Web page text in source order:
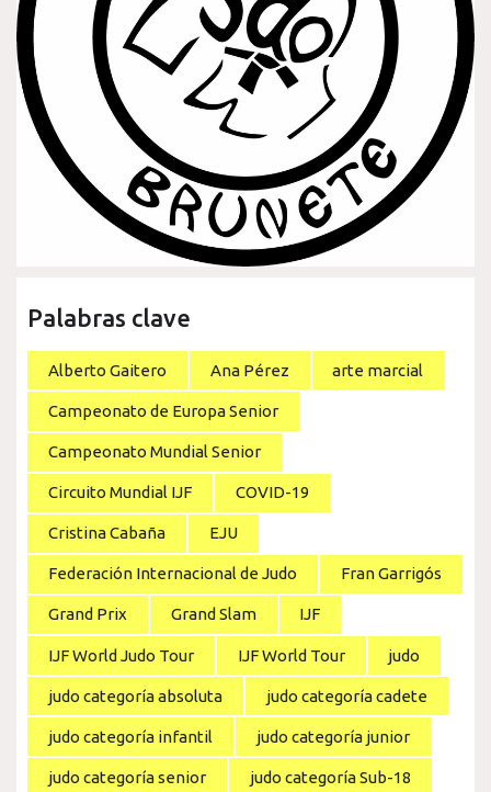
Palabras clave
Alberto Gaitero Ana Pérez arte marcial
Campeonato de Europa Senior
Campeonato Mundial Senior
Circuito Mundial IJF COVID-19
Cristina Cabaña EJU
Federación Internacional de Judo Fran Garrigós
Grand Prix Grand Slam IJF
IJF World Judo Tour IJF World Tour judo
judo categoría absoluta judo categoría cadete
judo categoría infantil judo categoría junior
judo categoría senior judo categoría Sub-18